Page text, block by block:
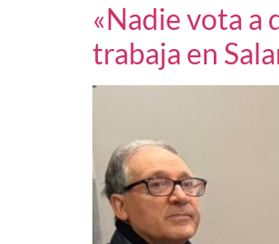
«Nadie vota a
trabaja en